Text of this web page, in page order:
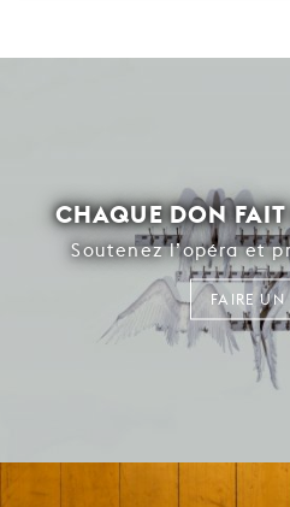
CHAQUE DON
Soutenez l’opéra et
FAIRE UN